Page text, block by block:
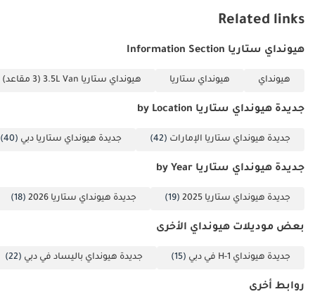
Related links
هيونداي ستاريا Information Section
هيونداي هيونداي ستاريا هيونداي ستاريا 3.5L Van (3 مقاعد)
جديدة هيونداي ستاريا by Location
جديدة هيونداي ستاريا الإمارات (42) جديدة هيونداي ستاريا دبي (40)
جديدة هيونداي ستاريا by Year
جديدة هيونداي ستاريا 2025 (19) جديدة هيونداي ستاريا 2026 (18)
بعض موديلات هيونداي الأخرى
جديدة هيونداي H-1 في دبي (15) جديدة هيونداي باليساد في دبي (22)
روابط أخرى
الموديل 2025، أنت تضمن سيارة عصرية، اقتصادية في التشغيل، وذات
تم إنشاء هذه الإحصاءات بواسطة الذكاء الاصطناعي اعتماداً على بيانات